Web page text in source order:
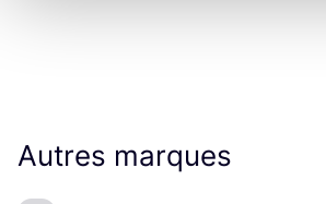
Autres marques